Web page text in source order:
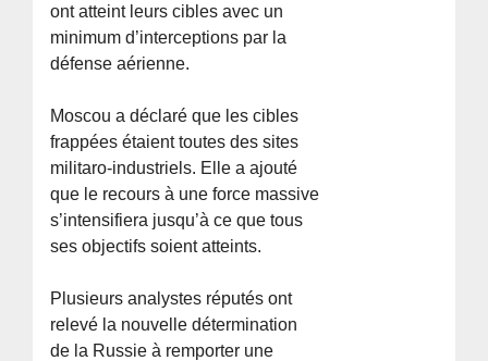
ont atteint leurs cibles avec un
minimum d’interceptions par la
défense aérienne.
Moscou a déclaré que les cibles
frappées étaient toutes des sites
militaro-industriels. Elle a ajouté
que le recours à une force massive
s’intensifiera jusqu’à ce que tous
ses objectifs soient atteints.
Plusieurs analystes réputés ont
relevé la nouvelle détermination
de la Russie à remporter une